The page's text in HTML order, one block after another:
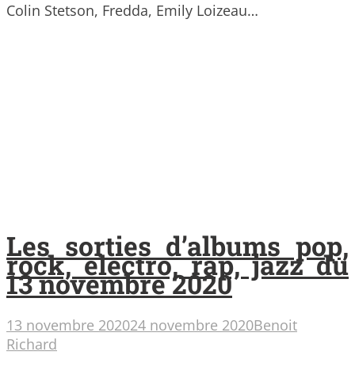
Colin Stetson, Fredda, Emily Loizeau…
Les sorties d’albums pop,
rock, electro, rap, jazz du
13 novembre 2020
13 novembre 202024 novembre 2020Benoit
Richard